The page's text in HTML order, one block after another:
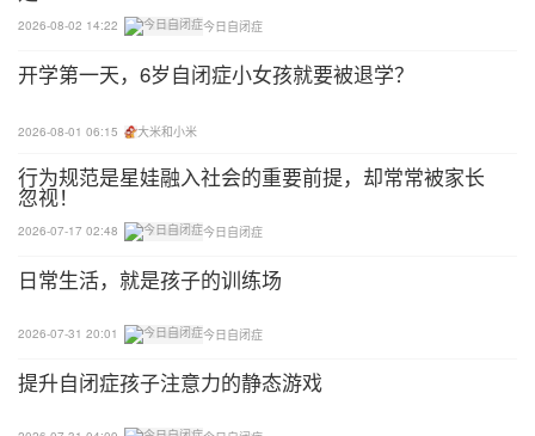
区域：山西大同市 成立日期：2016-04-21 创始人：
吴熙 机构性质：民办康复机构
太原市灵星社区服务中心
区域：山西太原市 成立日期：2014-08-29 创始人：
李小姣 机构性质：民办康复机构
太原市心予社区服务中心
区域：山西太原市 成立日期：2013-12-27 创始人：
安静 机构性质：民办康复机构
山西五彩鹿教育咨询有限责任公司
2026-08-02 14:22 今日自闭症
开学第一天，6岁自闭症小女孩就要被退学？
2026-08-01 06:15 大米和小米
行为规范是星娃融入社会的重要前提，却常常被家长
忽视！
2026-07-17 02:48 今日自闭症
日常生活，就是孩子的训练场
2026-07-31 20:01 今日自闭症
提升自闭症孩子注意力的静态游戏